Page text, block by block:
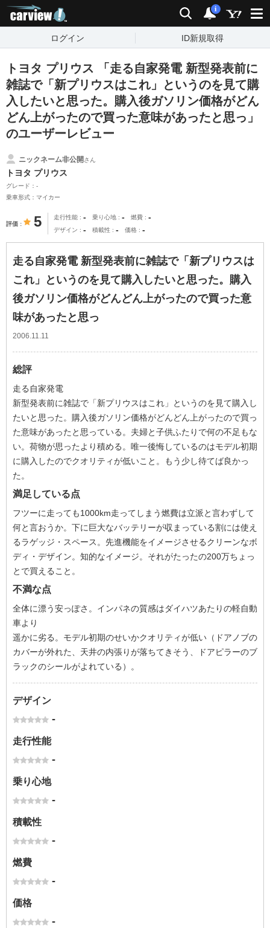
検索 通知
i
ログイン ID新規取得
トヨタ プリウス 「走る自家発電 新型発表前に
雑誌で「新プリウスはこれ」というのを見て購
入したいと思った。購入後ガソリン価格がどん
どん上がったので買った意味があったと思っ」
のユーザーレビュー
ニックネーム非公開さん
トヨタ プリウス
グレード：-
乗車形式：マイカー
評価 5 走行性能 - 乗り心地 - 燃費 -
デザイン - 積載性 - 価格 -
走る自家発電 新型発表前に雑誌で「新プリウスは
これ」というのを見て購入したいと思った。購入
後ガソリン価格がどんどん上がったので買った意
味があったと思っ
2006.11.11
総評
走る自家発電
新型発表前に雑誌で「新プリウスはこれ」というのを見て購入し
たいと思った。購入後ガソリン価格がどんどん上がったので買っ
た意味があったと思っている。夫婦と子供ふたりで何の不足もな
い。荷物が思ったより積める。唯一後悔しているのはモデル初期
に購入したのでクオリティが低いこと。もう少し待てば良かっ
た。
満足している点
フツーに走っても1000km走ってしまう燃費は立派と言わずして
何と言おうか。下に巨大なバッテリーが収まっている割には使え
るラゲッジ・スペース。先進機能をイメージさせるクリーンなボ
ディ・デザイン。知的なイメージ。それがたったの200万ちょっ
とで買えること。
不満な点
全体に漂う安っぽさ。インパネの質感はダイハツあたりの軽自動
車より
遥かに劣る。モデル初期のせいかクオリティが低い（ドアノブの
カバーが外れた、天井の内張りが落ちてきそう、ドアピラーのブ
ラックのシールがよれている）。
デザイン
-
走行性能
-
乗り心地
-
積載性
-
燃費
-
価格
-